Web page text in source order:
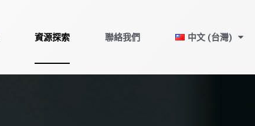
資源探索 聯絡我們 中文 (台灣)